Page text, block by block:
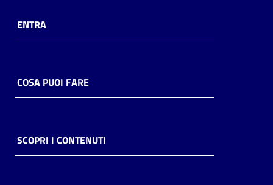
Risorse
online
Casa
Piani
ENTRA
COSA PUOI FARE
SCOPRI I CONTENUTI